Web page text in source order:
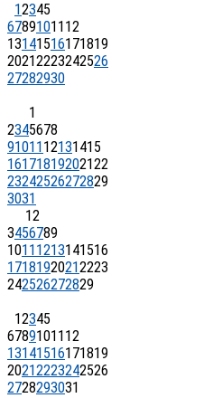
12345
67891011 12
13141516171819
20212223242526
27282930
1
2345678
91011 12131415
16171819202122
23242526272829
3031
12
3456789
1011 1213141516
17181920212223
242526272829
12345
67891011 12
13141516171819
20212223242526
2728293031